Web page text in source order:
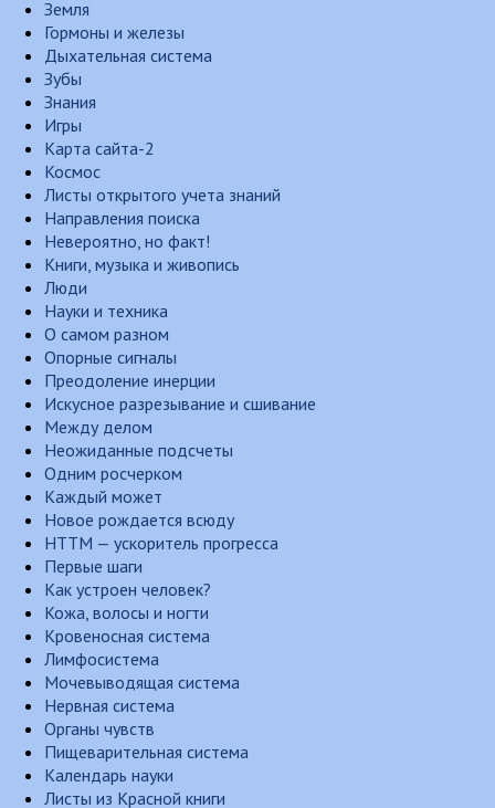
Земля
Гормоны и железы
Дыхательная система
Зубы
Знания
Игры
Карта сайта-2
Космос
Листы открытого учета знаний
Направления поиска
Невероятно, но факт!
Книги, музыка и живопись
Люди
Науки и техника
О самом разном
Опорные сигналы
Преодоление инерции
Искусное разрезывание и сшивание
Между делом
Неожиданные подсчеты
Одним росчерком
Каждый может
Новое рождается всюду
НТТМ — ускоритель прогресса
Первые шаги
Как устроен человек?
Кожа, волосы и ногти
Кровеносная система
Лимфосистема
Мочевыводящая система
Нервная система
Органы чувств
Пищеварительная система
Календарь науки
Листы из Красной книги